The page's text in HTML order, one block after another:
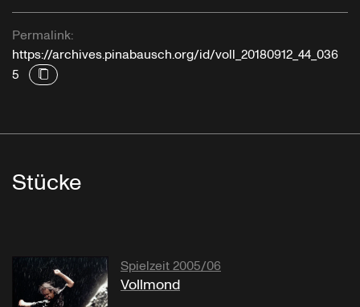
Permalink:
https://archives.pinabausch.org/id/voll_20180912_44_036
5
Stücke
Spielzeit 2005/06
Vollmond